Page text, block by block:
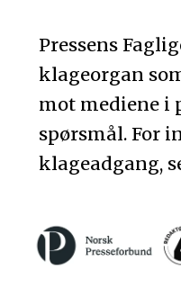
Pressens
klageorgan
mot mediene i
spørsmål. For
klageadgang,